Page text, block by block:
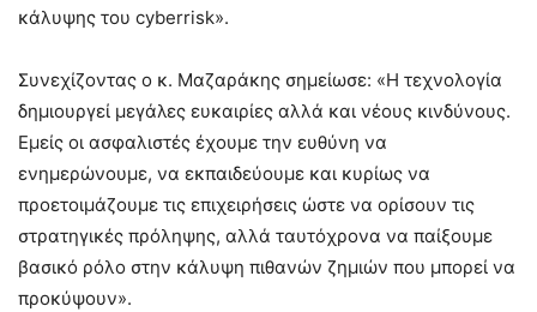
κάλυψης του cyberrisk».
Συνεχίζοντας ο κ. Μαζαράκης σημείωσε: «Η τεχνολογία
δημιουργεί μεγάλες ευκαιρίες αλλά και νέους κινδύνους.
Εμείς οι ασφαλιστές έχουμε την ευθύνη να
ενημερώνουμε, να εκπαιδεύουμε και κυρίως να
προετοιμάζουμε τις επιχειρήσεις ώστε να ορίσουν τις
στρατηγικές πρόληψης, αλλά ταυτόχρονα να παίξουμε
βασικό ρόλο στην κάλυψη πιθανών ζημιών που μπορεί να
προκύψουν».